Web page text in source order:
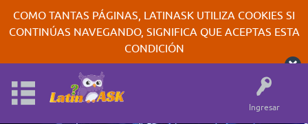
COMO TANTAS PÁGINAS, LATINASK UTILIZA COOKIES SI
CONTINÚAS NAVEGANDO, SIGNIFICA QUE ACEPTAS ESTA
CONDICIÓN
Ingresar